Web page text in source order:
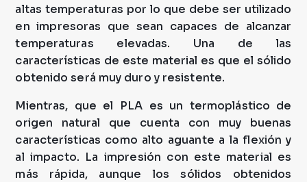
altas temperaturas por lo que debe ser utilizado
en impresoras que sean capaces de alcanzar
temperaturas elevadas. Una de las
características de este material es que el sólido
obtenido será muy duro y resistente.
Mientras, que el PLA es un termoplástico de
origen natural que cuenta con muy buenas
características como alto aguante a la flexión y
al impacto. La impresión con este material es
más rápida, aunque los sólidos obtenidos